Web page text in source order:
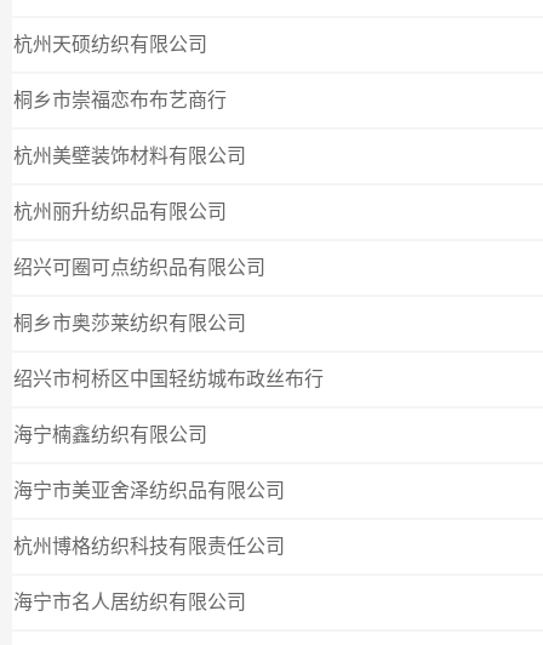
杭州天硕纺织有限公司
桐乡市崇福恋布布艺商行
杭州美壁装饰材料有限公司
杭州丽升纺织品有限公司
绍兴可圈可点纺织品有限公司
桐乡市奥莎莱纺织有限公司
绍兴市柯桥区中国轻纺城布政丝布行
海宁楠鑫纺织有限公司
海宁市美亚舍泽纺织品有限公司
杭州博格纺织科技有限责任公司
海宁市名人居纺织有限公司